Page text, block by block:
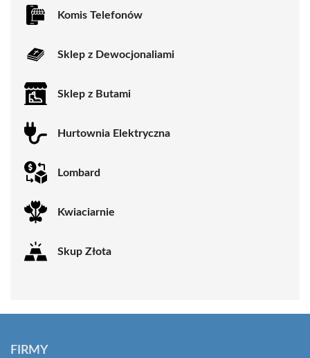
Komis Telefonów
Sklep z Dewocjonaliami
Sklep z Butami
Hurtownia Elektryczna
Lombard
Kwiaciarnie
Skup Złota
FIRMY